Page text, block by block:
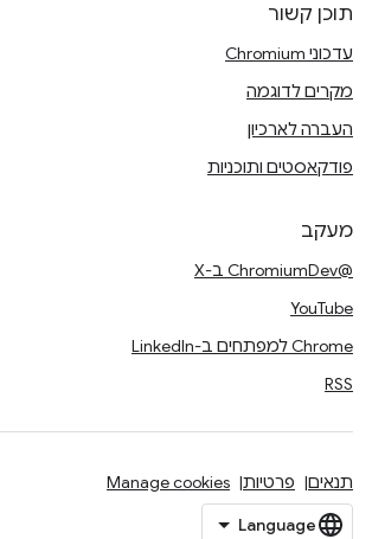
תוכן קשור
עדכוני Chromium
מקרים לדוגמה
העברה לארכיון
פודקאסטים ותוכניות
מעקב
@ChromiumDev ב-X
YouTube
Chrome למפתחים ב-LinkedIn
RSS
תנאים פרטיות Manage cookies